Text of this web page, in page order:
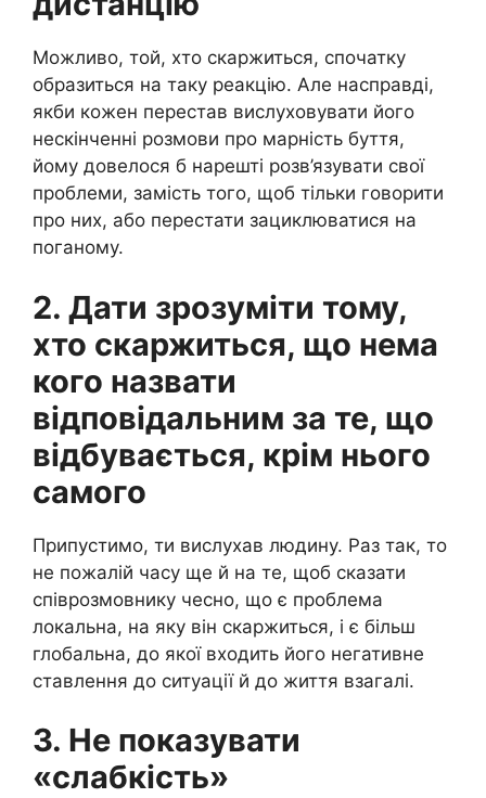
Можливо, той, хто скаржиться, спочатку
образиться на таку реакцію. Але насправді,
якби кожен перестав вислуховувати його
нескінченні розмови про марність буття,
йому довелося б нарешті розв’язувати свої
проблеми, замість того, щоб тільки говорити
про них, або перестати зациклюватися на
поганому.
2. Дати зрозуміти тому,
хто скаржиться, що нема
кого назвати
відповідальним за те, що
відбувається, крім нього
самого
Припустимо, ти вислухав людину. Раз так, то
не пожалій часу ще й на те, щоб сказати
співрозмовнику чесно, що є проблема
локальна, на яку він скаржиться, і є більш
глобальна, до якої входить його негативне
ставлення до ситуації й до життя взагалі.
3. Не показувати
«слабкість»